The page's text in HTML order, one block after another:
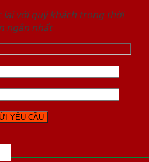
lại với quý khách trong thời
ngắn nhất